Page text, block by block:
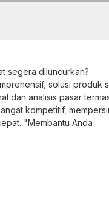
segera diluncurkan?
solusi produk
dan analisis pasar
kompetitif,
"Membantu Anda